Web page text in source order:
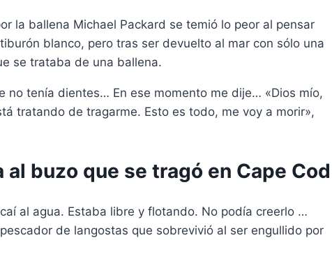
la ballena Michael Packard se temió lo peor al pensar
blanco, pero tras ser devuelto al mar con sólo una
se trataba de una ballena.
no tenía dientes… En ese momento me dije… «Dios mío,
tratando de tragarme. Esto es todo, me voy a morir»,
buzo que se tragó en Cape Cod
al agua. Estaba libre y flotando. No podía creerlo …
de langostas que sobrevivió al ser engullido por